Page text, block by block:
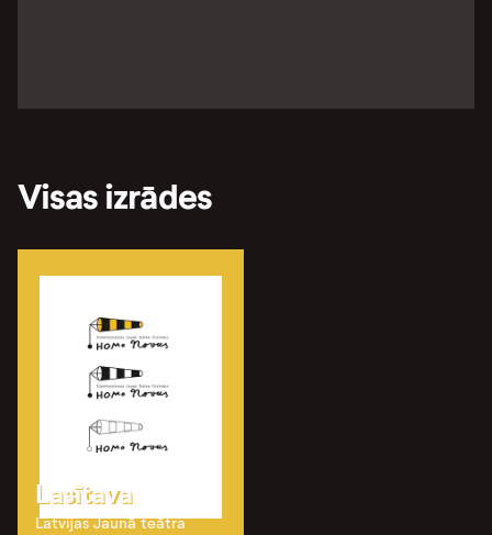
Visas izrādes
Lasītava
Latvijas Jaunā teātra